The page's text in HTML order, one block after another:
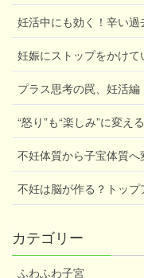
妊活中にも効く！辛い
妊娠にストップをかけ
プラス思考の罠、妊活編
“怒り”も“楽しみ”に変え
不妊体質から子宝体質
不妊は脳が作る？トッ
カテゴリー
ふわふわ子宮